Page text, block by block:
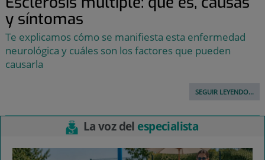
y síntomas
Te explicamos cómo se manifiesta esta enfermedad
neurológica y cuáles son los factores que pueden
causarla
SEGUIR LEYENDO...
La voz del especialista